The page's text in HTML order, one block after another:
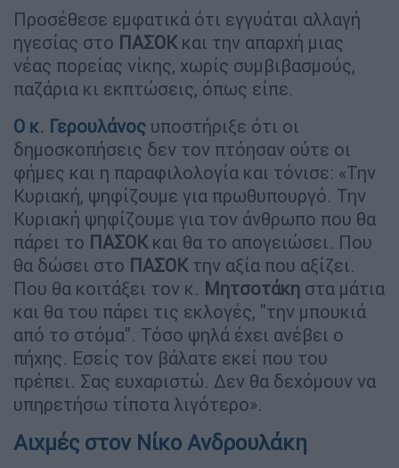
Προσέθεσε εμφατικά ότι εγγυάται αλλαγή
ηγεσίας στο ΠΑΣΟΚ και την απαρχή μιας
νέας πορείας νίκης, χωρίς συμβιβασμούς,
παζάρια κι εκπτώσεις, όπως είπε.
Ο κ. Γερουλάνος υποστήριξε ότι οι
δημοσκοπήσεις δεν τον πτόησαν ούτε οι
φήμες και η παραφιλολογία και τόνισε: «Την
Κυριακή, ψηφίζουμε για πρωθυπουργό. Την
Κυριακή ψηφίζουμε για τον άνθρωπο που θα
πάρει το ΠΑΣΟΚ και θα το απογειώσει. Που
θα δώσει στο ΠΑΣΟΚ την αξία που αξίζει.
Που θα κοιτάξει τον κ. Μητσοτάκη στα μάτια
και θα του πάρει τις εκλογές, "την μπουκιά
από το στόμα". Τόσο ψηλά έχει ανέβει ο
πήχης. Εσείς τον βάλατε εκεί που του
πρέπει. Σας ευχαριστώ. Δεν θα δεχόμουν να
υπηρετήσω τίποτα λιγότερο».
Αιχμές στον Νίκο Ανδρουλάκη